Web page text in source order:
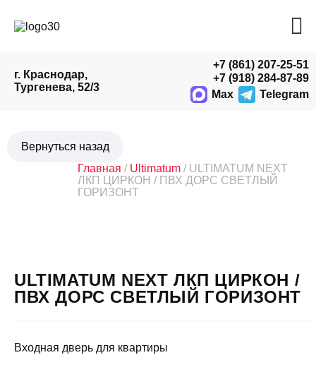
г. Краснодар,
Тургенева, 52/3
+7 (861) 207-25-51
+7 (918) 284-87-89
Max
Telegram
Главная / Ultimatum / ULTIMATUM NEXT
ЛКП ЦИРКОН / ПВХ ДОРС СВЕТЛЫЙ
ГОРИЗОНТ
ULTIMATUM NEXT ЛКП ЦИРКОН /
ПВХ ДОРС СВЕТЛЫЙ ГОРИЗОНТ
Входная дверь для квартиры